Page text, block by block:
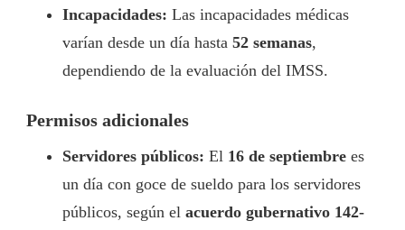
Incapacidades: Las incapacidades médicas
varían desde un día hasta 52 semanas,
dependiendo de la evaluación del IMSS.
Permisos adicionales
Servidores públicos: El 16 de septiembre es
un día con goce de sueldo para los servidores
públicos, según el acuerdo gubernativo 142-